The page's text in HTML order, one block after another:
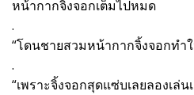
หน้ากากจิ้งจอกเต็มไปหมด
.
“โดนชายสวมหน้ากากจิ้งจอกทำ
.
“เพราะจิ้งจอกสุดแซ่บเลยลองเล่